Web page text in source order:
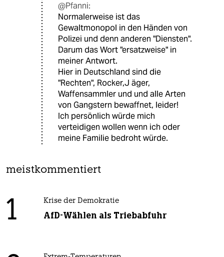
@Pfanni:
Normalerweise ist das
Gewaltmonopol in den Händen von
Polizei und denn anderen "Diensten".
Darum das Wort "ersatzweise" in
meiner Antwort.
Hier in Deutschland sind die
"Rechten", Rocker,J äger,
Waffensammler und und alle Arten
von Gangstern bewaffnet, leider!
Ich persönlich würde mich
verteidigen wollen wenn ich oder
meine Familie bedroht würde.
meistkommentiert
1 Krise der Demokratie
AfD-Wählen als Triebabfuhr